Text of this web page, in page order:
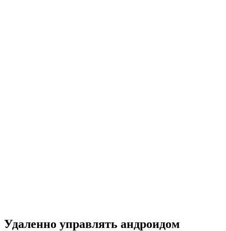
Удаленно управлять андроидом